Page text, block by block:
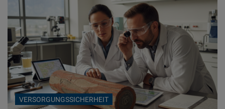
VERSORGUNGSSICHERHEIT